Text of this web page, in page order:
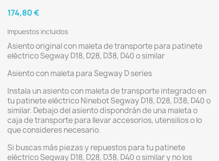
174,80 €
Impuestos incluidos
Asiento original con maleta de transporte para patinete
eléctrico Segway D18, D28, D38, D40 o similar
Asiento con maleta para Segway D series
Instala un asiento con maleta de transporte integrado en
tu patinete eléctrico Ninebot Segway D18, D28, D38, D40 o
similar. Debajo del asiento dispondrán de una maleta o
caja de transporte para llevar accesorios, utensilios o lo
que consideres necesario.
Si buscas más piezas y repuestos para tu patinete
eléctrico Segway D18, D28, D38, D40 o similar y no los